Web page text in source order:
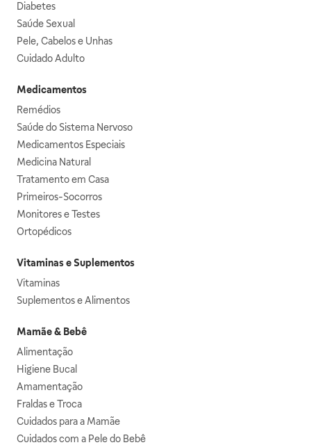
Diabetes
Saúde Sexual
Pele, Cabelos e Unhas
Cuidado Adulto
Medicamentos
Remédios
Saúde do Sistema Nervoso
Medicamentos Especiais
Medicina Natural
Tratamento em Casa
Primeiros-Socorros
Monitores e Testes
Ortopédicos
Vitaminas e Suplementos
Vitaminas
Suplementos e Alimentos
Mamãe & Bebê
Alimentação
Higiene Bucal
Amamentação
Fraldas e Troca
Cuidados para a Mamãe
Cuidados com a Pele do Bebê